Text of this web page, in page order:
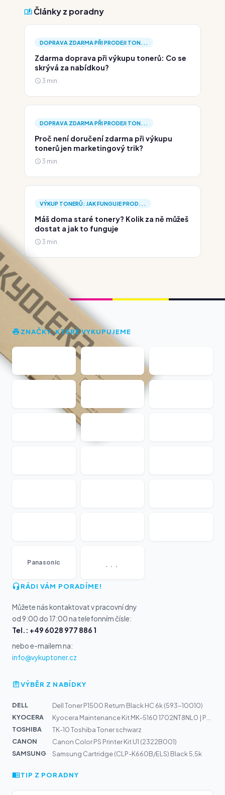
Články z poradny
DOPRAVA ZDARMA PŘI PRODEJI TON...
Zdarma doprava při výkupu tonerů: Co se
skrývá za nabídkou?
3 min.
DOPRAVA ZDARMA PŘI PRODEJI TON...
Proč není doručení zdarma při výkupu
tonerů jen marketingový trik?
3 min.
VÝKUP TONERŮ: JAK FUNGUJE PROD...
Máš doma staré tonery? Kolik za ně můžeš
dostat a jak to funguje
3 min.
ZNAČKY, KTERÉ VYKUPUJEME
Panasonic ...
RÁDI VÁM PORADÍME!
Můžete nás kontaktovat v pracovní dny
od 9:00 do 17:00 na telefonním čísle:
Tel.: +49 6028 977 886 1
nebo e-mailem na:
info@vykuptoner.cz
VÝBĚR Z NABÍDKY
DELL
Dell Toner P1500 Return Black HC 6k (593-10010)
KYOCERA
TOSHIBA
TK-10 Toshiba Toner schwarz
CANON
Canon Color PS Printer Kit U1 (2322B001)
SAMSUNG
Samsung Cartridge (CLP-K660B/ELS) Black 5,5k
TIP Z PORADNY